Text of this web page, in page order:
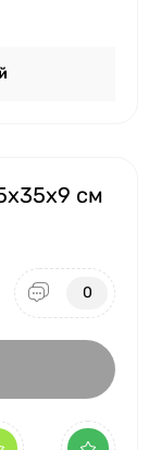
см
0